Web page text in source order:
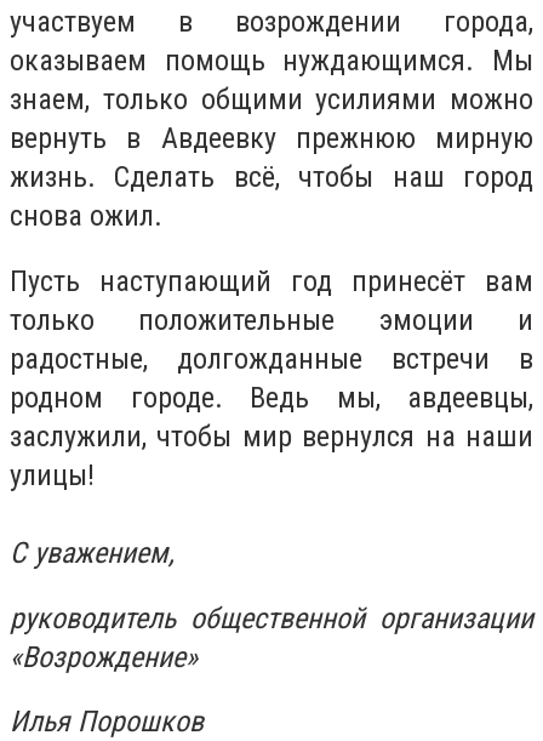
участвуем в возрождении города,
оказываем помощь нуждающимся. Мы
знаем, только общими усилиями можно
вернуть в Авдеевку прежнюю мирную
жизнь. Сделать всё, чтобы наш город
снова ожил.
Пусть наступающий год принесёт вам
только положительные эмоции и
радостные, долгожданные встречи в
родном городе. Ведь мы, авдеевцы,
заслужили, чтобы мир вернулся на наши
улицы!
С уважением,
руководитель общественной организации
«Возрождение»
Илья Порошков